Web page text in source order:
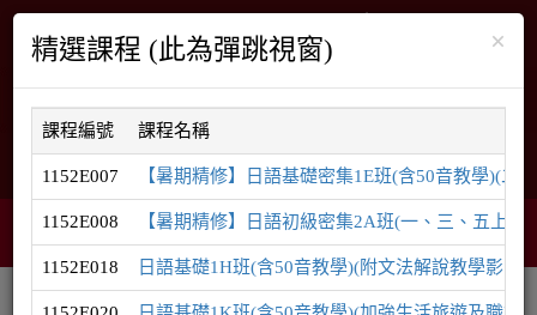
English 網站導覽
網頁選單
購物車 0
智能客服
學員登入
課程系列
相關連結
×
精選課程 (此為彈跳視窗)
課程編號 課程名稱
1152E007 【暑期精修】日語基礎密集1E班(含50音教學)(二
1152E008 【暑期精修】日語初級密集2A班(一、三、五上
1152E018 日語基礎1H班(含50音教學)(附文法解說教學影片